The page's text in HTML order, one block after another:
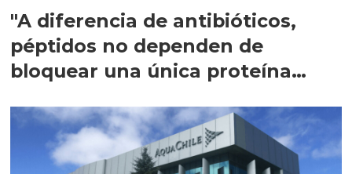
"A diferencia de antibióticos,
péptidos no dependen de
bloquear una única proteína